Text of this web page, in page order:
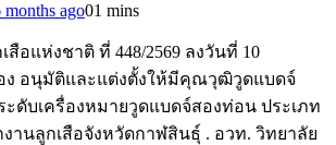
months ago01 mins
สือแห่งชาติ ที่ 448/2569 ลงวันที่ 10
ง อนุมัติและแต่งตั้งให้มีคุณวุฒิวูดแบดจ์
ะดับเครื่องหมายวูดแบดจ์สองท่อน ประเภท
านลูกเสือจังหวัดกาฬสินธุ์ . อวท. วิทยาลัย